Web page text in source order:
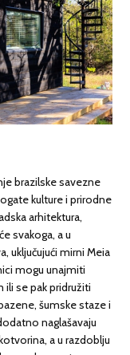
brazilske savezne
kulture i prirodne
arhitektura,
svakoga, a u
uključujući mirni Meia
mogu unajmiti
se pak pridružiti
šumske staze i
naglašavaju
a u razdoblju